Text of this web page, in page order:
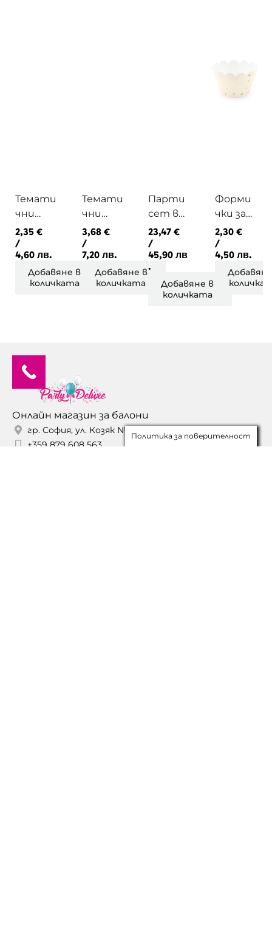
Темати
чни
парти
шапки
Червен
пират
2,35 €
/
4,60 лв.
Добавяне в
количката
Темати
чни
парти
чинийк
и
плодче
та
3,68 €
/
7,20 лв.
Добавяне в
количката
Парти
сет в
розово
за
рожден
ден на
момиче
23,47 €
/
45,90 лв
.
Добавяне в
количката
Форми
чки за
мъфини
и
сладки
LOVELY
SWAN
2,30 €
/
4,50 лв.
Онлайн магазин за балони
гр. София, ул. Козяк № 21 АА
+359 879 608 563
Политика за поверителност